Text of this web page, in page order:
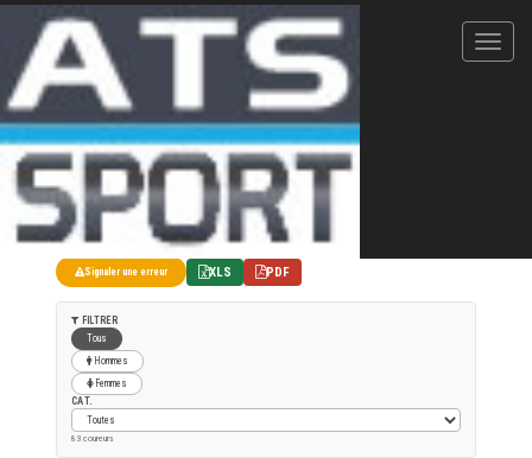
Marathon Vertical du Vignoble
27/10/2019
42KM EN SOLO
Signaler une erreur XLS PDF
FILTRER
Tous
Hommes
Femmes
CAT.
83 coureurs